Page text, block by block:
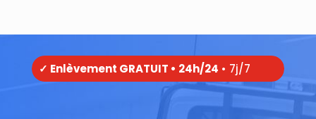
✓ Enlèvement GRATUIT • 24h/24 • 7j/7